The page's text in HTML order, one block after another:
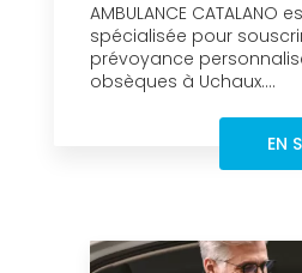
AMBULANCE CATALANO
spécialisée pour
prévoyance
obsèques à Uchaux....
EN